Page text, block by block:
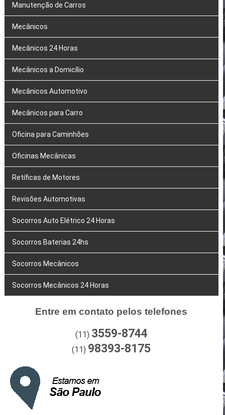
Manutenção de Carros
Mecânicos
Mecânicos 24 Horas
Mecânicos a Domicílio
Mecânicos Automotivo
Mecânicos para Carro
Oficina para Caminhões
Oficinas Mecânicas
Retíficas de Motores
Revisões Automotivas
Socorros Auto Elétrico 24 Horas
Socorros Baterias 24hs
Socorros Mecânicos
Socorros Mecânicos 24 Horas
Entre em contato pelos telefones
(11) 3559-8744
(11) 98393-8175